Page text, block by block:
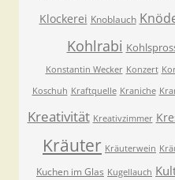
Klockerei Knoblauch
Kohlrabi
Konstantin Wecker Konzert
Koschuh Kraftquelle Kraniche
Kreativität Kreativzimmer
Kräuter Kräuterwein
Kuchen im Glas Kugellauch